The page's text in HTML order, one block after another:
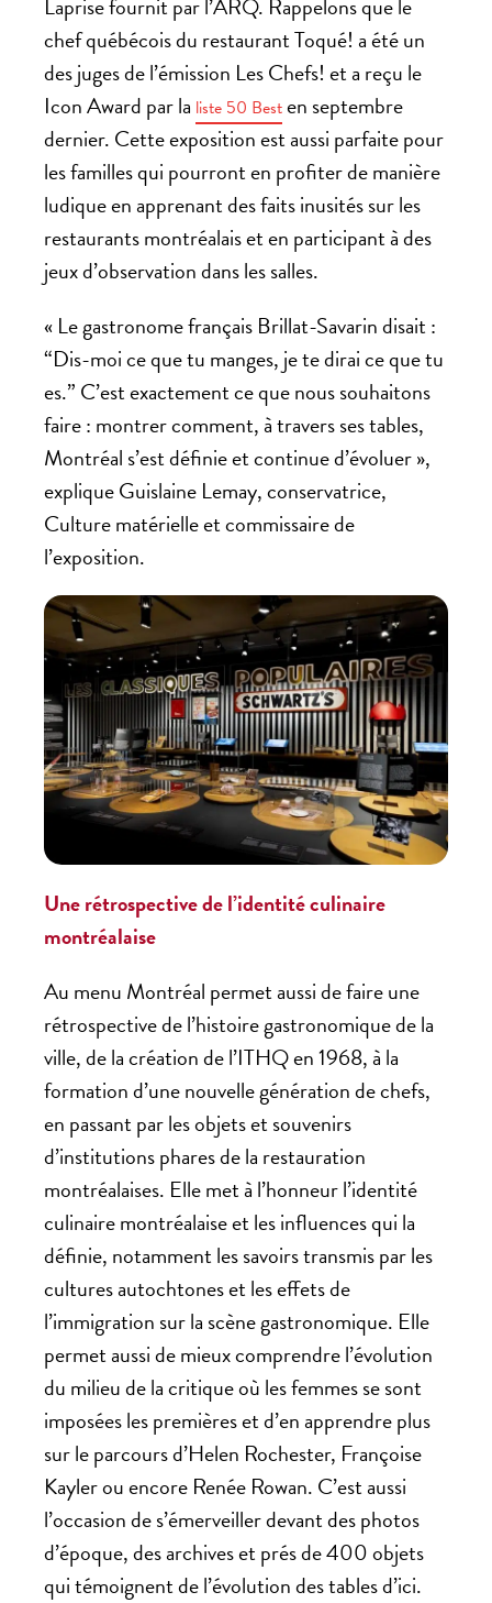
Laprise fournit par l’ARQ. Rappelons que le
chef québécois du restaurant Toqué! a été un
des juges de l’émission Les Chefs! et a reçu le
Icon Award par la liste 50 Besten septembre
dernier. Cette exposition est aussi parfaite pour
les familles qui pourront en profiter de manière
ludique en apprenant des faits inusités sur les
restaurants montréalais et en participant à des
jeux d’observation dans les salles.
« Le gastronome français Brillat-Savarin disait :
“Dis-moi ce que tu manges, je te dirai ce que tu
es.” C’est exactement ce que nous souhaitons
faire : montrer comment, à travers ses tables,
Montréal s’est définie et continue d’évoluer »,
explique Guislaine Lemay, conservatrice,
Culture matérielle et commissaire de
l’exposition.
Une rétrospective de l’identité culinaire
montréalaise
Au menu Montréal permet aussi de faire une
rétrospective de l’histoire gastronomique de la
ville, de la création de l’ITHQ en 1968, à la
formation d’une nouvelle génération de chefs,
en passant par les objets et souvenirs
d’institutions phares de la restauration
montréalaises. Elle met à l’honneur l’identité
culinaire montréalaise et les influences qui la
définie, notamment les savoirs transmis par les
cultures autochtones et les effets de
l’immigration sur la scène gastronomique. Elle
permet aussi de mieux comprendre l’évolution
du milieu de la critique où les femmes se sont
imposées les premières et d’en apprendre plus
sur le parcours d’Helen Rochester, Françoise
Kayler ou encore Renée Rowan. C’est aussi
l’occasion de s’émerveiller devant des photos
d’époque, des archives et prés de 400 objets
qui témoignent de l’évolution des tables d’ici.